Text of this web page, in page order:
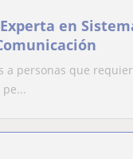
en
a personas que